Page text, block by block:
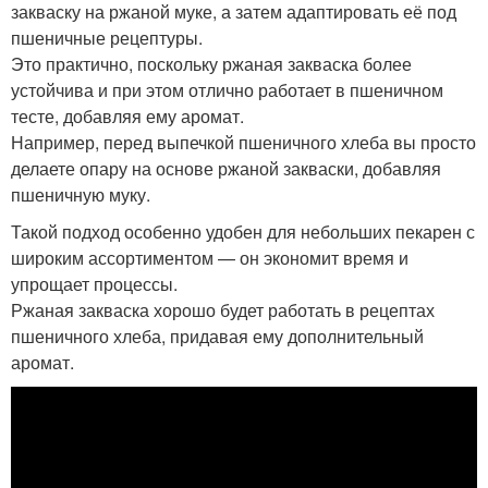
закваску на ржаной муке, а затем адаптировать её под
пшеничные рецептуры.
Это практично, поскольку ржаная закваска более
устойчива и при этом отлично работает в пшеничном
тесте, добавляя ему аромат.
Например, перед выпечкой пшеничного хлеба вы просто
делаете опару на основе ржаной закваски, добавляя
пшеничную муку.
Такой подход особенно удобен для небольших пекарен с
широким ассортиментом — он экономит время и
упрощает процессы.
Ржаная закваска хорошо будет работать в рецептах
пшеничного хлеба, придавая ему дополнительный
аромат.